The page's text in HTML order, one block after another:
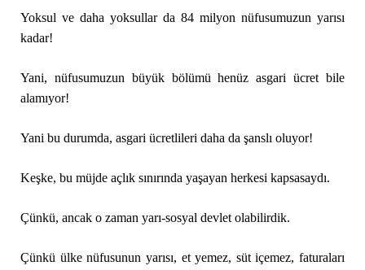
Yoksul ve daha yoksullar da 84 milyon nüfusumuzun yarısı
kadar!
Yani, nüfusumuzun büyük bölümü henüz asgari ücret bile
alamıyor!
Yani bu durumda, asgari ücretlileri daha da şanslı oluyor!
Keşke, bu müjde açlık sınırında yaşayan herkesi kapsasaydı.
Çünkü, ancak o zaman yarı-sosyal devlet olabilirdik.
Çünkü ülke nüfusunun yarısı, et yemez, süt içemez, faturaları